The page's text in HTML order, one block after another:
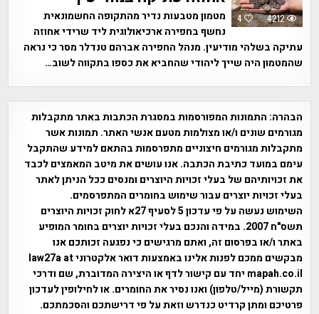
4 4212
מטמון מטבעות נדיר מהתקופה החשמונאית
נחשף בחפירה ארכיאולוגית ליד שרידי אחוזה
עתיקה בשלהי מודיעין. מנהל החפירה אברהם טנדלר מסר כי נראה
שהמטמון היה שייך ליהודי שהחביא את כספו בתקווה לשוב…
הבהרה: התמונות המפורסמות במסגרת הכתבות באתר מתקבלות
מגורמים שונים ו/או מצולמות מטעם אנשי האתר. תמונות אשר
מתקבלות מגורמים חיצוניים מתפרסמות בהתאם למידע שהתקבל
עימם במועד כתיבת הכתבה. אנו עושים את מיטב המאמצים לכבד
את זכויותיהם של בעלי זכויות היוצרים ומנסים ככל הניתן לאתר
בעלי זכויות יוצרים עבור שימוש בחומרים המתפרסמים.
השימוש נעשה על פי עדכון 5 לסעיף 27א לחוק זכויות היוצרים
תשס"ח 2007. במידה והנכם בעלי זכויות יוצרים בחומר המופיע
באתר ו/או בפרסום זה, ואתם מרגישים כי נפגעה זכותכם אנו
מבקשים ממכם לפנות אלינו באמצעות דואר אלקטרוני law27a at
mapah.co.il יחד עם קישור לדף או היצירה המדוברת, שם ודרכי
תקשורת (מייל/טלפון) ואנו נסיר את החומרים. או לחילופין לעדכון
פרטיכם ומתן קרדיט כנדרש וזאת על פי דרישתכם והסכמתכם.